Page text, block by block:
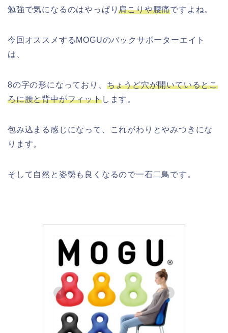
勉強で気になるのはやっぱり肩こりや腰痛ですよね。
今回オススメするMOGUのバックサポーターエイト
は、
8の字の形になっており、 ちょうど穴が開いているとこ
ろに腰と背中がフィットします。
包み込まる感じになって、これがわりとやみつきにな
ります。
そして自然と姿勢も良くなるので一石二鳥です。